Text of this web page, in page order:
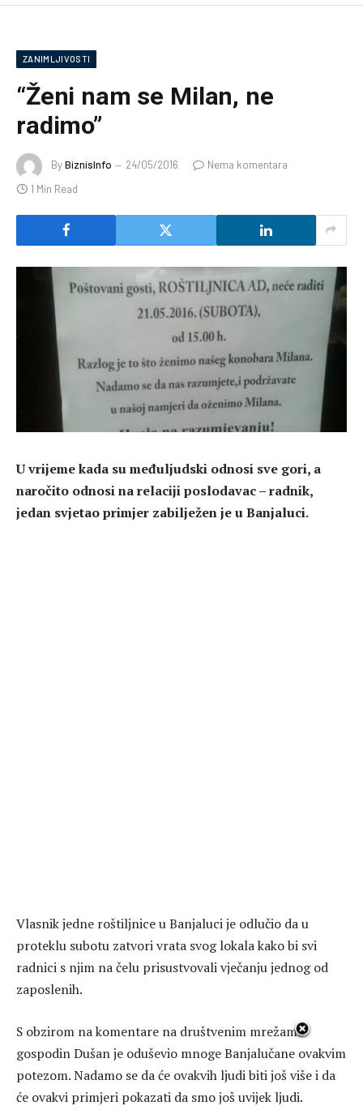
ZANIMLJIVOSTI
“Ženi nam se Milan, ne
radimo”
ByBiznisInfo 24/05/2016
Nema komentara
1 Min Read
U vrijeme kada su međuljudski odnosi sve gori, a
naročito odnosi na relaciji poslodavac – radnik,
jedan svjetao primjer zabilježen je u Banjaluci.
Vlasnik jedne roštiljnice u Banjaluci je odlučio da u
proteklu subotu zatvori vrata svog lokala kako bi svi
radnici s njim na čelu prisustvovali vječanju jednog od
zaposlenih.
S obzirom na komentare na društvenim mrežama
gospodin Dušan je oduševio mnoge Banjalučane ovakvim
potezom. Nadamo se da će ovakvih ljudi biti još više i da
će ovakvi primjeri pokazati da smo još uvijek ljudi.